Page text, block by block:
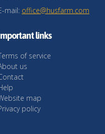
mail: office@husfarm.com
links
of service
us
map
policy